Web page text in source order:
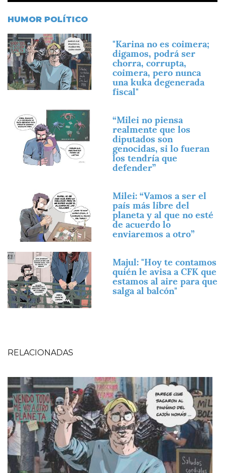
HUMOR POLÍTICO
Imagen
"Karina no es coimera;
digamos, podrá ser
chorra, corrupta,
coimera, pero nunca
una kuka degenerada
fiscal"
Imagen
“Milei no piensa
realmente que los
diputados son
genocidas, si lo fueran
los tendría que
defender”
Milei: “Vamos a ser el
país más libre del
planeta y al que no esté
de acuerdo lo
enviaremos a otro”
Imagen
Majul: "Hoy te contamos
quién le avisa a CFK que
estamos al aire para que
salga al balcón"
RELACIONADAS
Imagen